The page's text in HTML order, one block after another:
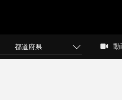
都道府県 動